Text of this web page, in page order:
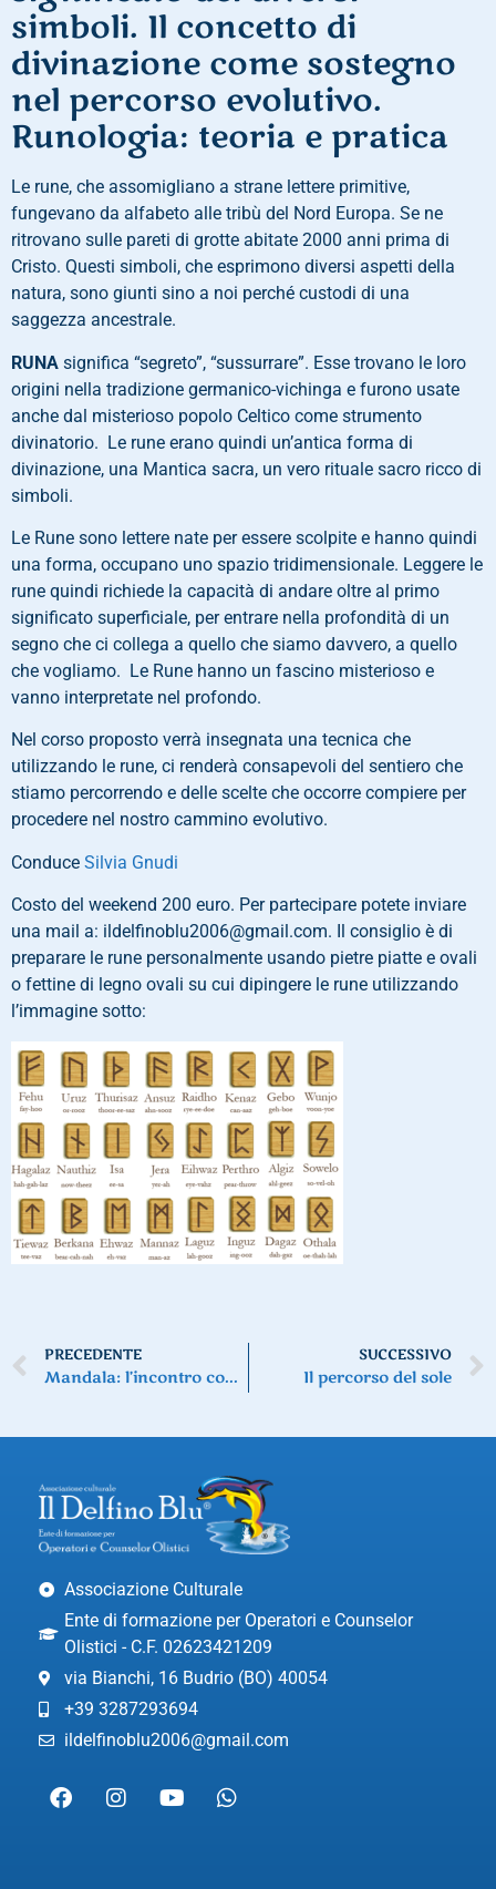
simboli. Il concetto di
divinazione come sostegno
nel percorso evolutivo.
Runologia: teoria e pratica
Le rune, che assomigliano a strane lettere primitive,
fungevano da alfabeto alle tribù del Nord Europa. Se ne
ritrovano sulle pareti di grotte abitate 2000 anni prima di
Cristo. Questi simboli, che esprimono diversi aspetti della
natura, sono giunti sino a noi perché custodi di una
saggezza ancestrale.
RUNA significa “segreto”, “sussurrare”. Esse trovano le loro
origini nella tradizione germanico-vichinga e furono usate
anche dal misterioso popolo Celtico come strumento
divinatorio. Le rune erano quindi un’antica forma di
divinazione, una Mantica sacra, un vero rituale sacro ricco di
simboli.
Le Rune sono lettere nate per essere scolpite e hanno quindi
una forma, occupano uno spazio tridimensionale. Leggere le
rune quindi richiede la capacità di andare oltre al primo
significato superficiale, per entrare nella profondità di un
segno che ci collega a quello che siamo davvero, a quello
che vogliamo. Le Rune hanno un fascino misterioso e
vanno interpretate nel profondo.
Nel corso proposto verrà insegnata una tecnica che
utilizzando le rune, ci renderà consapevoli del sentiero che
stiamo percorrendo e delle scelte che occorre compiere per
procedere nel nostro cammino evolutivo.
Conduce Silvia Gnudi
Costo del weekend 200 euro. Per partecipare potete inviare
una mail a: ildelfinoblu2006@gmail.com. Il consiglio è di
preparare le rune personalmente usando pietre piatte e ovali
o fettine di legno ovali su cui dipingere le rune utilizzando
l’immagine sotto:
PRECEDENTE
Mandala: l’incontro con l’anima
SUCCESSIVO
Il percorso del sole
Associazione Culturale
Ente di formazione per Operatori e Counselor
Olistici - C.F. 02623421209
via Bianchi, 16 Budrio (BO) 40054
+39 3287293694
ildelfinoblu2006@gmail.com